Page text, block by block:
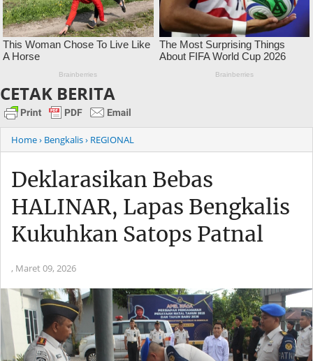
CETAK BERITA
Home› Bengkalis› REGIONAL
Deklarasikan Bebas
HALINAR, Lapas Bengkalis
Kukuhkan Satops Patnal
, Maret 09, 2026